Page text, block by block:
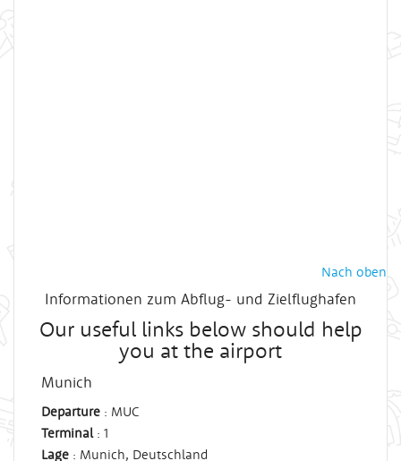
Nach oben
Informationen zum Abflug- und Zielflughafen
Our useful links below should help
you at the airport
Munich
Departure : MUC
Terminal: 1
Lage : Munich, Deutschland